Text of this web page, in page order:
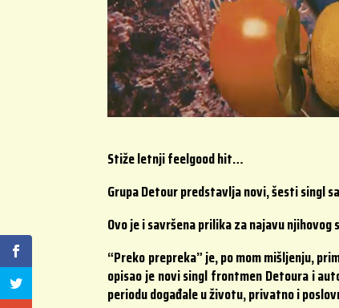
Stiže letnji feelgood hit…
Grupa Detour predstavlja novi, šesti singl
Ovo je i savršena prilika za najavu njihovog
“Preko prepreka” je, po mom mišljenju,
opisao je novi singl frontmen Detoura i
periodu događale u životu, privatno i